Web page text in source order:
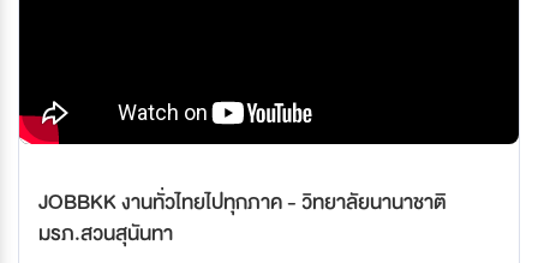
JOBBKK งานทั่วไทยไปทุกภาค - วิทยาลัยนานาชาติ
มรภ.สวนสุนันทา